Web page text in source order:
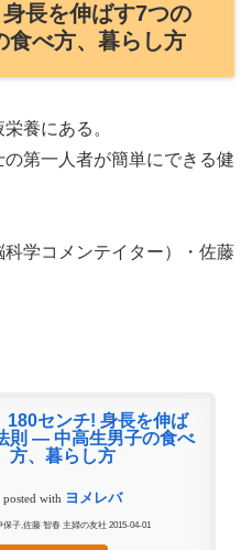
長を伸ばす7つの
べ方、暮らし方
養にある。
第一人者が簡単にできる健
学コメンテイター）・佐藤
180センチ! 身長を伸ば
則 ― 中高生男子の食べ
方、暮らし方
posted with ヨメレバ
保子,佐藤 智春 主婦の友社 2015-04-01